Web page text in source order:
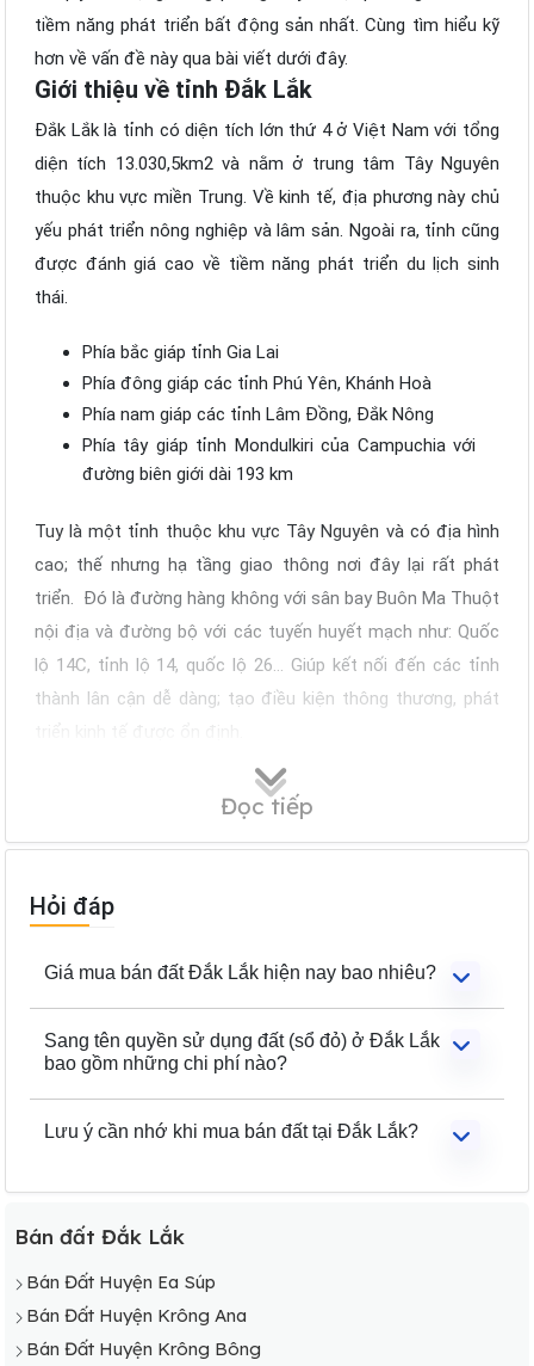
tiềm năng phát triển bất động sản nhất. Cùng tìm hiểu kỹ
hơn về vấn đề này qua bài viết dưới đây.
Giới thiệu về tỉnh Đắk Lắk
Đắk Lắk là tỉnh có diện tích lớn thứ 4 ở Việt Nam với tổng
diện tích 13.030,5km2 và nằm ở trung tâm Tây Nguyên
thuộc khu vực miền Trung. Về kinh tế, địa phương này chủ
yếu phát triển nông nghiệp và lâm sản. Ngoài ra, tỉnh cũng
được đánh giá cao về tiềm năng phát triển du lịch sinh
thái.
Phía bắc giáp tỉnh Gia Lai
Phía đông giáp các tỉnh Phú Yên, Khánh Hoà
Phía nam giáp các tỉnh Lâm Đồng, Đắk Nông
Phía tây giáp tỉnh Mondulkiri của Campuchia với
đường biên giới dài 193 km
Tuy là một tỉnh thuộc khu vực Tây Nguyên và có địa hình
cao; thế nhưng hạ tầng giao thông nơi đây lại rất phát
triển. Đó là đường hàng không với sân bay Buôn Ma Thuột
nội địa và đường bộ với các tuyến huyết mạch như: Quốc
lộ 14C, tỉnh lộ 14, quốc lộ 26… Giúp kết nối đến các tỉnh
thành lân cận dễ dàng; tạo điều kiện thông thương, phát
Thị trường mua bán nhà đất Đắk Lắk khởi
thuận tiện chính là những lợi thế giúp cho
tăng giá. So với cùng kỳ năm ngoái, giá đất của địa phương
này đã tăng 20 – 25%, tập trung chủ yếu ở phân khúc đất
nền. Trong khi đó, giá đất thổ cư cũng tăng lên đáng kể
Đọc tiếp
Hỏi đáp
Giá mua bán đất Đắk Lắk hiện nay bao nhiêu?
Sang tên quyền sử dụng đất (sổ đỏ) ở Đắk Lắk
bao gồm những chi phí nào?
Lưu ý cần nhớ khi mua bán đất tại Đắk Lắk?
Bán đất Đắk Lắk
Bán Đất Huyện Ea Súp
Bán Đất Huyện Krông Ana
Bán Đất Huyện Krông Bông